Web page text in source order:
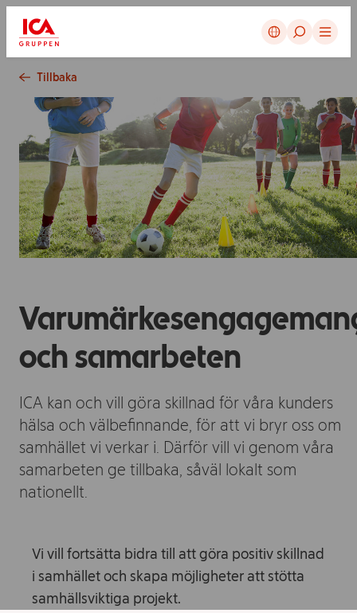
Avbryt
Tillbaka
och samarbeten
ICA kan och vill göra skillnad för våra kunders
hälsa och välbefinnande, för att vi bryr oss om
samhället vi verkar i. Därför vill vi genom våra
samarbeten ge tillbaka, såväl lokalt som
nationellt.
Vi vill fortsätta bidra till att göra positiv skillnad
i samhället och skapa möjligheter att stötta
samhällsviktiga projekt.